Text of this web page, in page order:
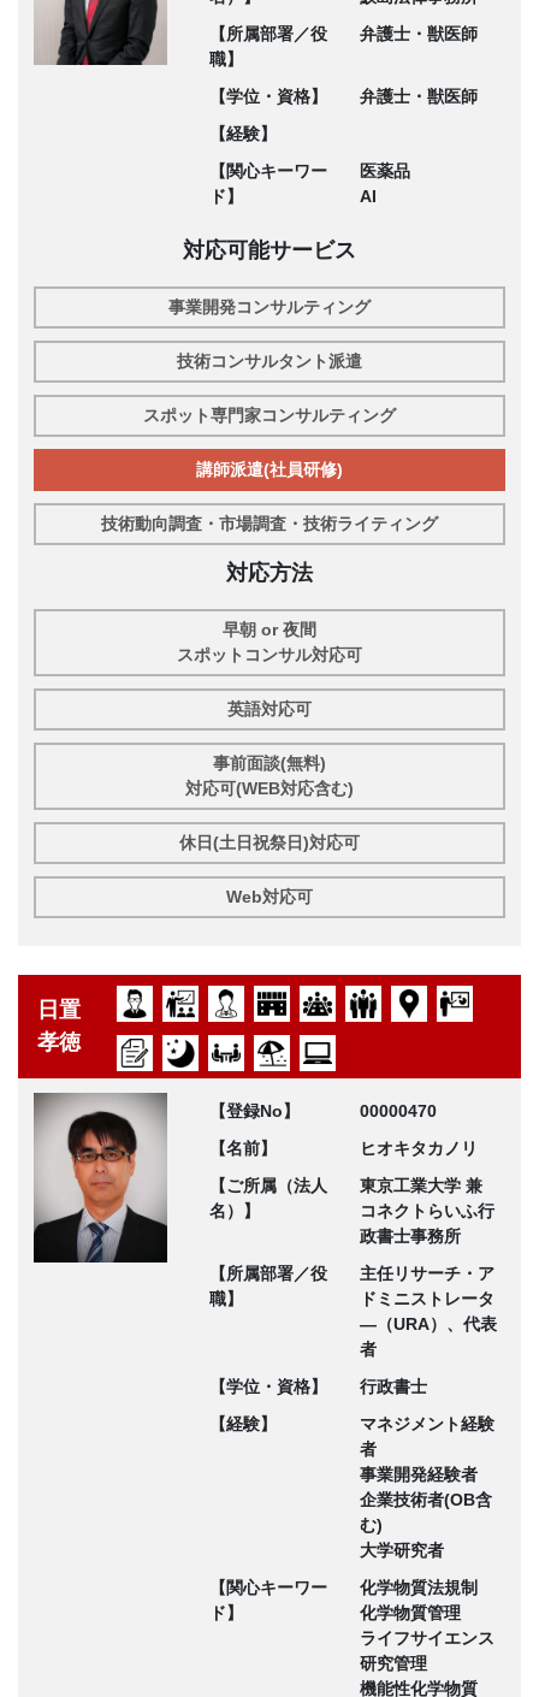
【所属部署／役
職】
弁護士・獣医師
【学位・資格】
弁護士・獣医師
【経験】
【関心キーワー
ド】
医薬品
AI
対応可能サービス
事業開発コンサルティング
技術コンサルタント派遣
スポット専門家コンサルティング
講師派遣(社員研修)
技術動向調査・市場調査・技術ライティング
対応方法
早朝 or 夜間
スポットコンサル対応可
英語対応可
事前面談(無料)
対応可(WEB対応含む)
休日(土日祝祭日)対応可
Web対応可
日置
孝徳
【登録No】
00000470
【名前】
ヒオキタカノリ
【ご所属（法人
名）】
東京工業大学 兼
コネクトらいふ行
政書士事務所
【所属部署／役
職】
主任リサーチ・ア
ドミニストレータ
―（URA）、代表
者
【学位・資格】
行政書士
【経験】
マネジメント経験
者
事業開発経験者
企業技術者(OB含
む)
大学研究者
【関心キーワー
ド】
化学物質法規制
化学物質管理
ライフサイエンス
研究管理
機能性化学物質